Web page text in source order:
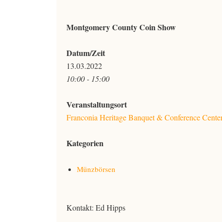
Montgomery County Coin Show
Datum/Zeit
13.03.2022
10:00 - 15:00
Veranstaltungsort
Franconia Heritage Banquet & Conference
Kategorien
Münzbörsen
Kontakt: Ed Hipps